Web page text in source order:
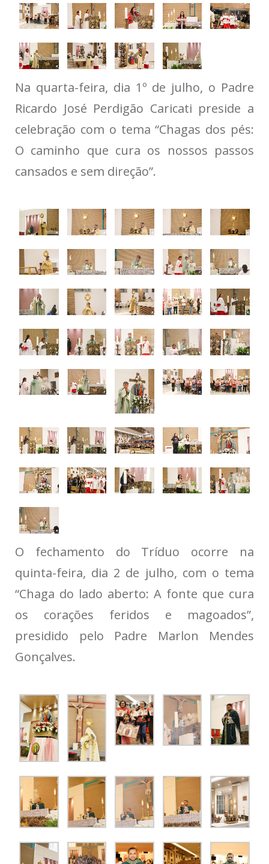
Na quarta-feira, dia 1º de julho, o Padre
Ricardo José Perdigão Caricati preside a
celebração com o tema “Chagas dos pés:
O caminho que cura os nossos passos
cansados e sem direção”.
O fechamento do Tríduo ocorre na
quinta-feira, dia 2 de julho, com o tema
“Chaga do lado aberto: A fonte que cura
os corações feridos e magoados”,
presidido pelo Padre Marlon Mendes
Gonçalves.